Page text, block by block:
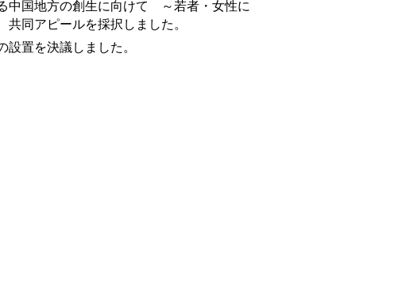
中国地方の創生に向けて ～若者・女性に
共同アピールを採択しました。
置を決議しました。